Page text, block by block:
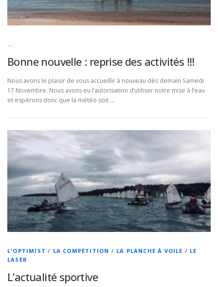
...
Bonne nouvelle : reprise des activités !!!
Nous avons le plaisir de vous accueillir à nouveau dès demain Samedi
17 Novembre. Nous avons eu l’autorisation d’utiliser notre mise à l’eau
et espérons donc que la météo soit …
L'OPTIMIST / LA COMPÉTITION / LA PLANCHE À VOILE / LE
LASER
L’actualité sportive